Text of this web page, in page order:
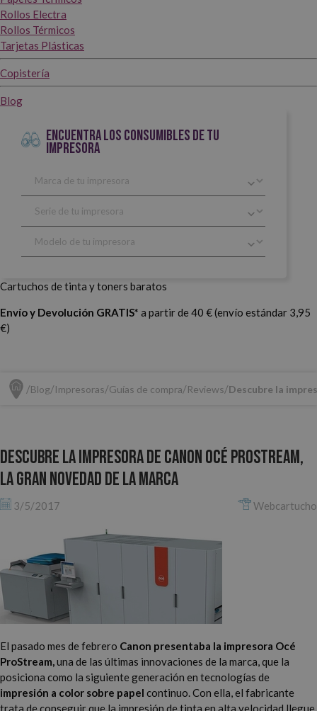
Rollos Electra
Rollos Térmicos
Tarjetas Plásticas
Copistería
Blog
ENCUENTRA LOS CONSUMIBLES DE TU
IMPRESORA
Cartuchos de tinta y toners baratos
Envío y Devolución GRATIS* a partir de 40 € (envío estándar 3,95
€)
Blog Impresoras Guías de compra Reviews Descubre la
Descubre la impresora de Canon Océ ProStream,
la gran novedad de la marca
3/5/2017 Webcartucho
El pasado mes de febrero Canon presentaba la impresora Océ
ProStream,una de las últimas innovaciones de la marca, que la
posiciona como la siguiente generación en tecnologías de
impresión a color sobre papel continuo. Con ella, el fabricante
trata de conseguir que la impresión de tinta en alta velocidad llegue